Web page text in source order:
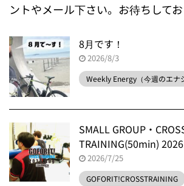
ントやメール下さい。お待ちしてお
8月です！
2026/8/3
Weekly Energy（今週のエナ
SMALL GROUP・
TRAINING(50min)
2026/7/25
GOFORIT!CROSSTRAINING